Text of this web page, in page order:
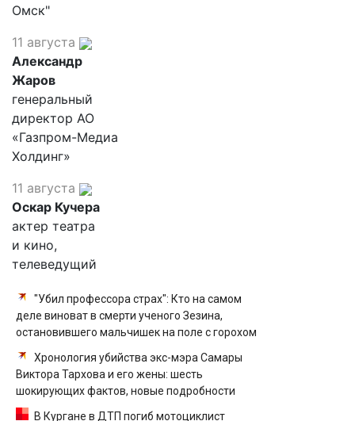
Омск"
11 августа
Александр
Жаров
генеральный
директор АО
«Газпром-Медиа
Холдинг»
11 августа
Оскар Кучера
актер театра
и кино,
телеведущий
"Убил профессора страх": Кто на самом
деле виноват в смерти ученого Зезина,
остановившего мальчишек на поле с горохом
Хронология убийства экс-мэра Самары
Виктора Тархова и его жены: шесть
шокирующих фактов, новые подробности
В Кургане в ДТП погиб мотоциклист